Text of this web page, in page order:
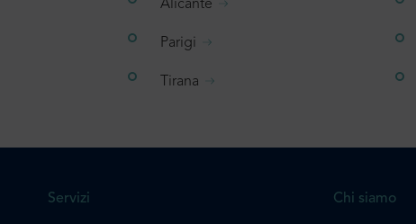
Alicante
Parigi
Tirana
Servizi Chi siamo